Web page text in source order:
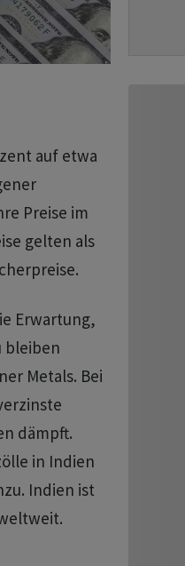
auf etwa
⁠Preise im
gelten als
Erwartung,
bleiben
Metals. Bei
‌dämpft.
in Indien
Indien ist